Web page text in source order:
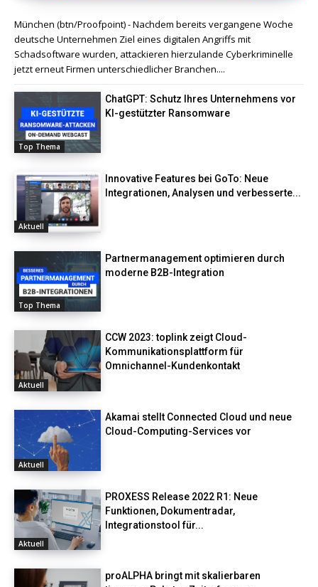
München (btn/Proofpoint) - Nachdem bereits vergangene Woche
deutsche Unternehmen Ziel eines digitalen Angriffs mit
Schadsoftware wurden, attackieren hierzulande Cyberkriminelle
jetzt erneut Firmen unterschiedlicher Branchen....
Top Thema
ChatGPT: Schutz Ihres Unternehmens vor
KI-gestützter Ransomware
Aktuell
Innovative Features bei GoTo: Neue
Integrationen, Analysen und verbesserte...
Top Thema
Partnermanagement optimieren durch
moderne B2B-Integration
Aktuell
CCW 2023: toplink zeigt Cloud-
Kommunikationsplattform für
Omnichannel-Kundenkontakt
Aktuell
Akamai stellt Connected Cloud und neue
Cloud-Computing-Services vor
Aktuell
PROXESS Release 2022 R1: Neue
Funktionen, Dokumentradar,
Integrationstool für...
proALPHA bringt mit skalierbaren